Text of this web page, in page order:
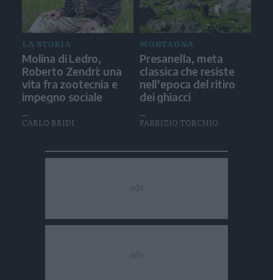
LA STORIA
Molina di Ledro,
Roberto Zendri: una
vita fra zootecnia e
impegno sociale
CARLO BRIDI
MONTAGNA
Presanella, meta
classica che resiste
nell'epoca del ritiro
dei ghiacci
FABRIZIO TORCHIO